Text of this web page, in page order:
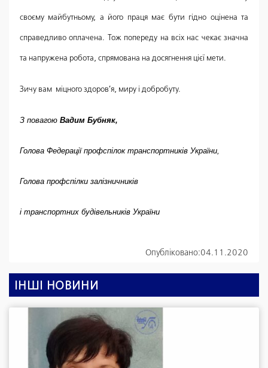
своєму майбутньому, а його праця має бути гідно оцінена та
справедливо оплачена. Тож попереду на всіх нас чекає значна
та напружена робота, спрямована на досягнення цієї мети.
Зичу вам міцного здоров’я, миру і добробуту.
З повагою Вадим Бубняк,
Голова Федерації профспілок транспортників України,
Голова профспілки залізничників
і транспортних будівельників України
Опубліковано:04.11.2020
ІНШІ НОВИНИ